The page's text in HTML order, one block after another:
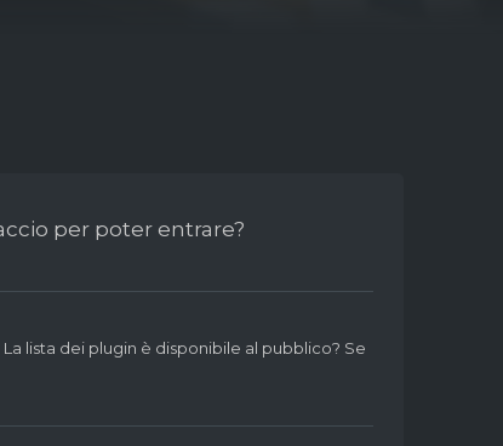
per poter entrare?
lista dei plugin è disponibile al pubblico? Se